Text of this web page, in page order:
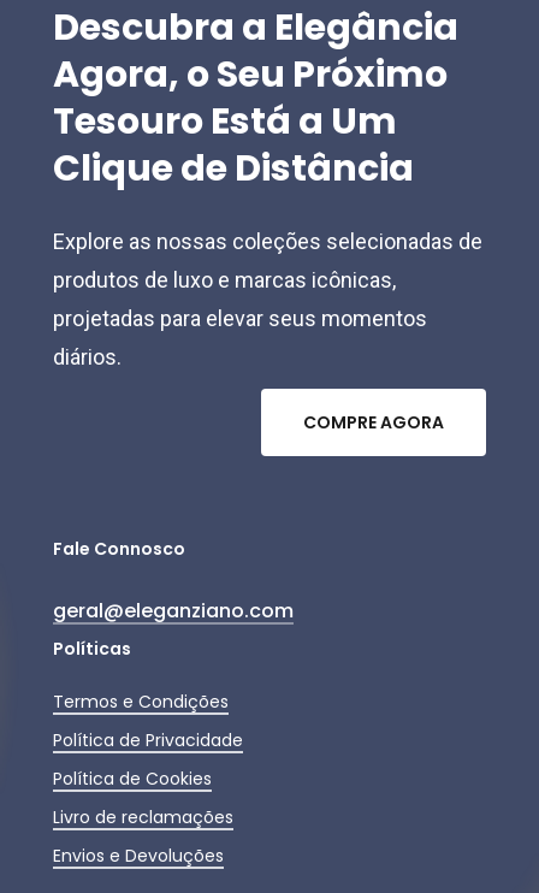
product
page
product
page
Descubra a Elegância
Agora,oSeu Próximo
TesouroEstá a Um
CliquedeDistância
Explore as nossas coleções selecionadas de
produtos de luxo e marcas icônicas,
projetadas para elevar seus momentos
diários.
COMPREAGORA
Fale Connosco
geral@eleganziano.com
Políticas
Termos e Condições
Política de Privacidade
Política de Cookies
Livro de reclamações
Envios e Devoluções